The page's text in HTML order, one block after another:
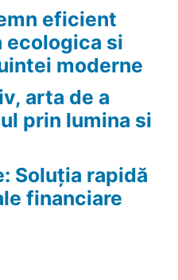
eficient
ecologica si
moderne
arta de a
prin lumina si
Soluția rapidă
financiare